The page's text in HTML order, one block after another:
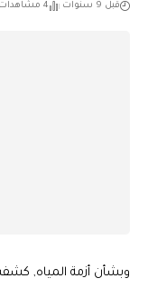
قبل 9 سنوات 4 مشاهدات
وبشأن أزمة المياه,